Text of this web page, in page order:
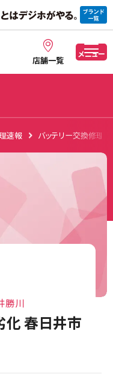
店舗一覧
メニュー
速報 バッテリー交換修理
勝川
化 春日井市